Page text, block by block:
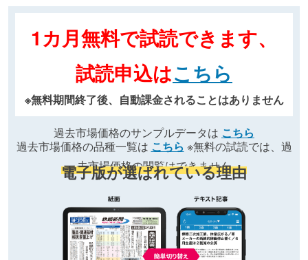
1カ月無料で試読できます、
試読申込はこちら
※無料期間終了後、自動課金されることはありません
過去市場価格のサンプルデータは こちら
過去市場価格の品種一覧は こちら ※無料の試読では、過
去市場価格の閲覧はできません
電子版が選ばれている理由